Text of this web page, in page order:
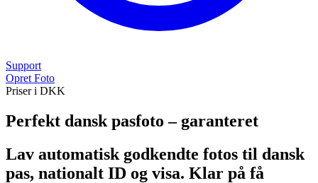
Support
Opret Foto
Priser i DKK
Perfekt dansk pasfoto – garanteret
Lav automatisk godkendte fotos til dansk
pas, nationalt ID og visa. Klar på få